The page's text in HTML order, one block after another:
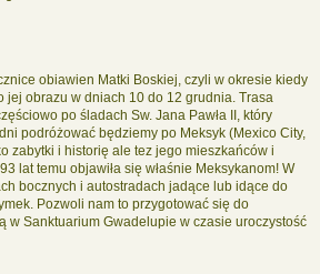
obiawien Matki Boskiej, czyli w okresie kiedy
jej obrazu w dniach 10 do 12 grudnia. Trasa
po śladach Sw. Jana Pawła II, który
podróżować będziemy po Meksyk (Mexico City,
zabytki i historię ale tez jego mieszkańców i
lat temu objawiła się właśnie Meksykanom! W
bocznych i autostradach jadące lub idące do
Pozwoli nam to przygotować się do
w Sanktuarium Gwadelupie w czasie uroczystość